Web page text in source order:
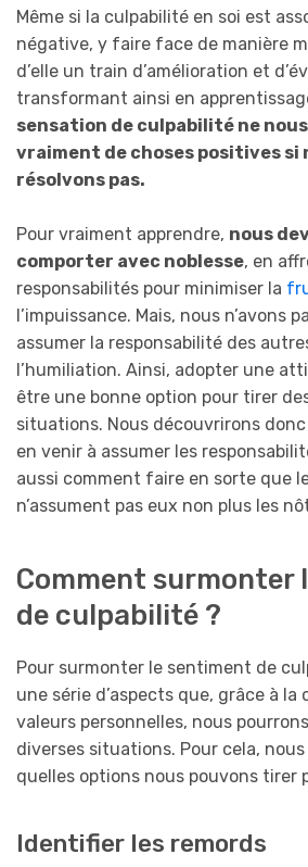
Même si la culpabilité en soi est
négative, y faire face de manière
d’elle un train d’amélioration et
transformant ainsi en
sensation de culpabilité ne
vraiment de choses positives si
résolvons pas.
Pour vraiment apprendre, nous
comporter avec noblesse, en
responsabilités pour minimiser la
l’impuissance. Mais, nous n’avons
assumer la responsabilité des
l’humiliation. Ainsi, adopter une
être une bonne option pour tirer
situations. Nous découvrirons
en venir à assumer les
aussi comment faire en sorte que
n’assument pas eux non plus les
Comment surmonter
de culpabilité ?
Pour surmonter le sentiment de
une série d’aspects que, grâce à la
valeurs personnelles, nous
diverses situations. Pour cela,
quelles options nous pouvons tirer
Identifier les remords